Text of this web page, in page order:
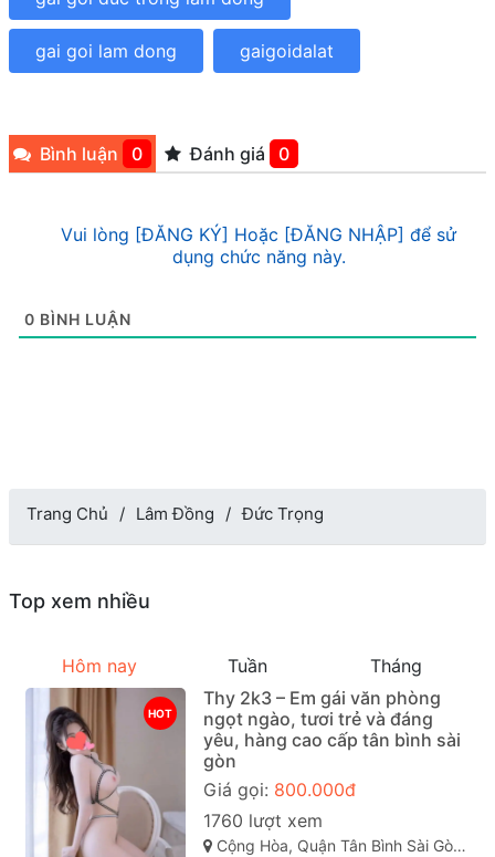
gai goi lam dong gaigoidalat
Bình luận 0 Đánh giá 0
Vui lòng [ĐĂNG KÝ] Hoặc [ĐĂNG NHẬP] để sử
dụng chức năng này.
0 BÌNH LUẬN
Trang Chủ Lâm Đồng Đức Trọng
Top xem nhiều
Hôm nay Tuần Tháng
HOT
Thy 2k3 – Em gái văn phòng
ngọt ngào, tươi trẻ và đáng
yêu, hàng cao cấp tân bình sài
gòn
Giá gọi: 800.000đ
1760 lượt xem
Cộng Hòa, Quận Tân Bình Sài Gòn ( TP. Hồ Chí Minh )